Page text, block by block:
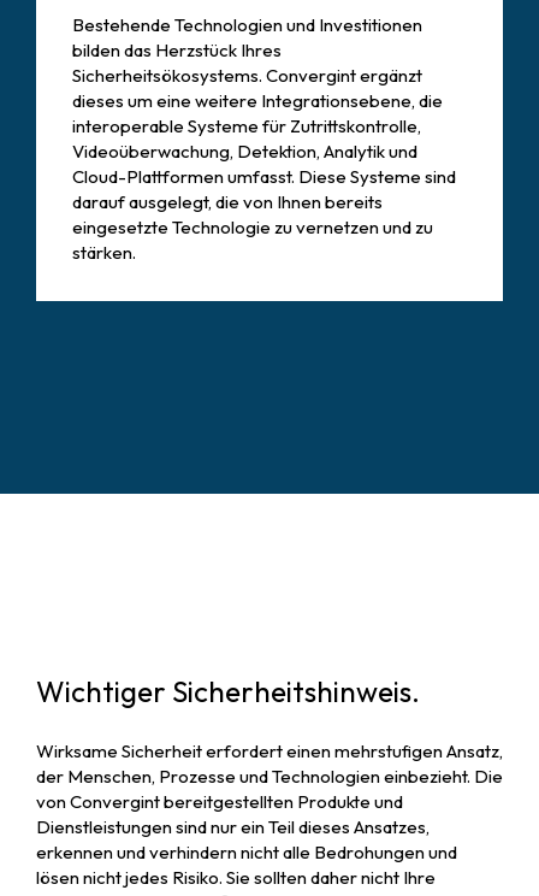
Bestehende Technologien und Investitionen
bilden das Herzstück Ihres
Sicherheitsökosystems. Convergint ergänzt
dieses um eine weitere Integrationsebene, die
interoperable Systeme für Zutrittskontrolle,
Videoüberwachung, Detektion, Analytik und
Cloud-Plattformen umfasst. Diese Systeme sind
darauf ausgelegt, die von Ihnen bereits
eingesetzte Technologie zu vernetzen und zu
stärken.
Wichtiger Sicherheitshinweis.
Wirksame Sicherheit erfordert einen mehrstufigen Ansatz,
der Menschen, Prozesse und Technologien einbezieht. Die
von Convergint bereitgestellten Produkte und
Dienstleistungen sind nur ein Teil dieses Ansatzes,
erkennen und verhindern nicht alle Bedrohungen und
lösen nicht jedes Risiko. Sie sollten daher nicht Ihre